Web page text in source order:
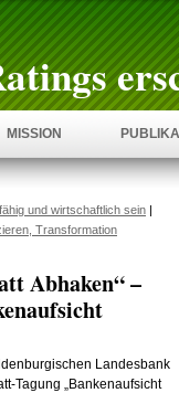
MISSION
und wirtschaftlich sein |
Transformation
Abhaken“ –
Landesbank
Tagung „Bankenaufsicht